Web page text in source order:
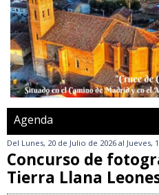
Agenda
Del Lunes, 20 de Julio de 2026 al Jueves,
Concurso de
Tierra Llana